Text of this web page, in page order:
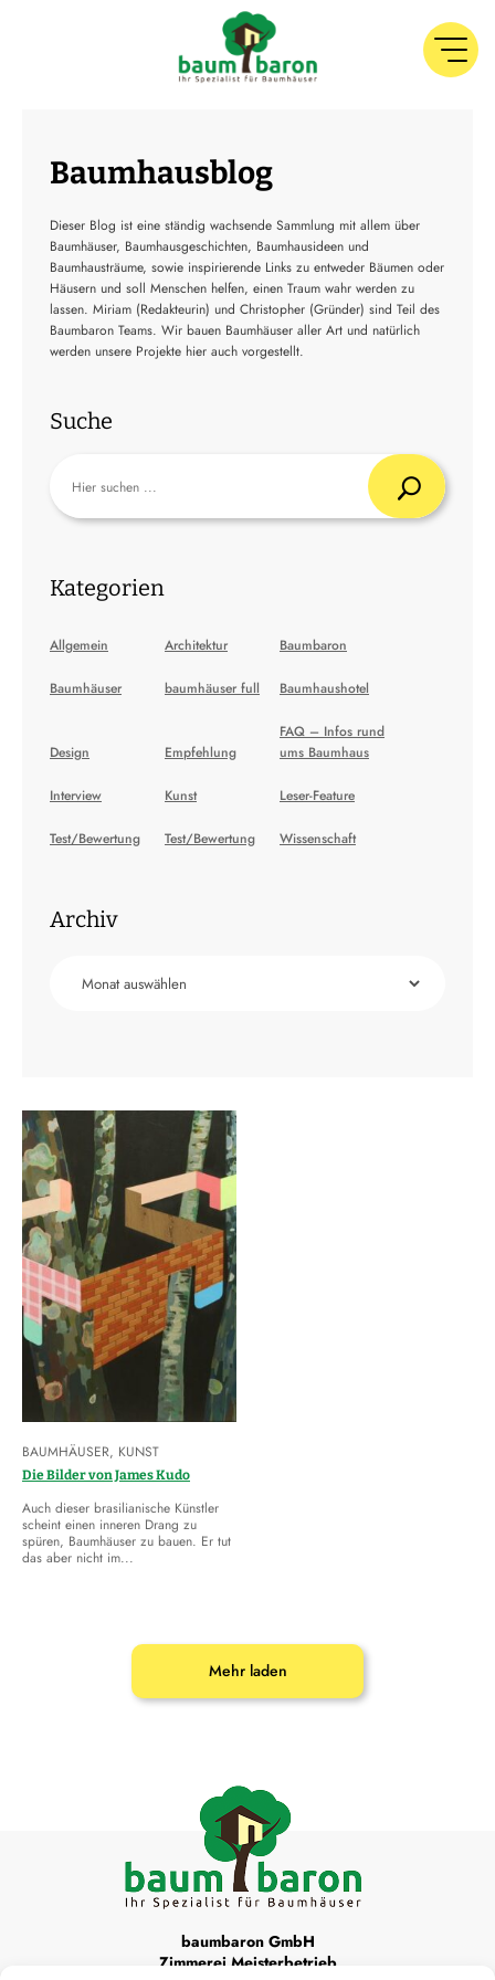
Baumhausblog
Dieser Blog ist eine ständig wachsende Sammlung mit allem über
Baumhäuser, Baumhausgeschichten, Baumhausideen und
Baumhausträume, sowie inspirierende Links zu entweder Bäumen oder
Häusern und soll Menschen helfen, einen Traum wahr werden zu
lassen. Miriam (Redakteurin) und Christopher (Gründer) sind Teil des
Baumbaron Teams. Wir bauen Baumhäuser aller Art und natürlich
werden unsere Projekte hier auch vorgestellt.
Suche
Kategorien
Allgemein Architektur Baumbaron
Baumhäuser baumhäuser full Baumhaushotel
Design Empfehlung
FAQ – Infos rund
ums Baumhaus
Interview Kunst Leser-Feature
Test/Bewertung Test/Bewertung Wissenschaft
Archiv
Archiv
Die Bilder von James Kudo
BAUMHÄUSER, KUNST
Auch dieser brasilianische Künstler
scheint einen inneren Drang zu
spüren, Baumhäuser zu bauen. Er tut
das aber nicht im...
Mehr laden
baumbaron GmbH
Zimmerei Meisterbetrieb